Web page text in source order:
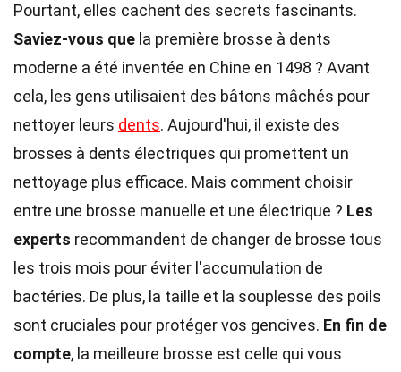
Pourtant, elles cachent des secrets fascinants.
Saviez-vous que la première brosse à dents
moderne a été inventée en Chine en 1498 ? Avant
cela, les gens utilisaient des bâtons mâchés pour
nettoyer leurs dents. Aujourd'hui, il existe des
brosses à dents électriques qui promettent un
nettoyage plus efficace. Mais comment choisir
entre une brosse manuelle et une électrique ? Les
experts recommandent de changer de brosse tous
les trois mois pour éviter l'accumulation de
bactéries. De plus, la taille et la souplesse des poils
sont cruciales pour protéger vos gencives. En fin de
compte, la meilleure brosse est celle qui vous